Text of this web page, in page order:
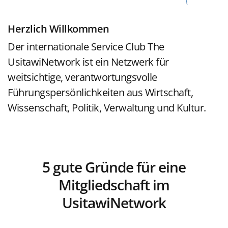
Herzlich Willkommen
Der internationale Service Club The
UsitawiNetwork ist ein Netzwerk für
weitsichtige, verantwortungsvolle
Führungspersönlichkeiten aus Wirtschaft,
Wissenschaft, Politik, Verwaltung und Kultur.
5 gute Gründe für eine
Mitgliedschaft im
UsitawiNetwork